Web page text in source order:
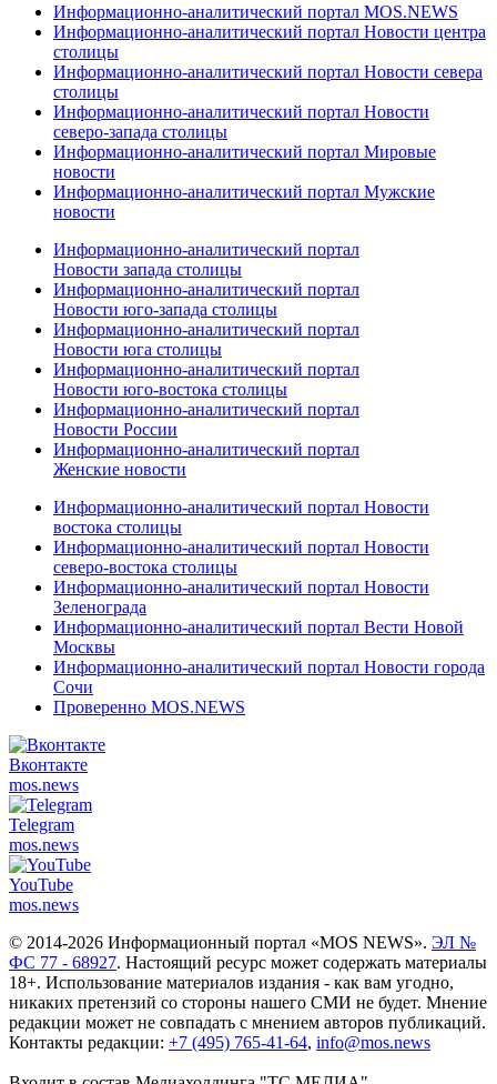
Информационно-аналитический портал MOS.NEWS
Информационно-аналитический портал Новости центра
столицы
Информационно-аналитический портал Новости севера
столицы
Информационно-аналитический портал Новости
северо-запада столицы
Информационно-аналитический портал Мировые
новости
Информационно-аналитический портал Мужские
новости
Информационно-аналитический портал
Новости запада столицы
Информационно-аналитический портал
Новости юго-запада столицы
Информационно-аналитический портал
Новости юга столицы
Информационно-аналитический портал
Новости юго-востока столицы
Информационно-аналитический портал
Новости России
Информационно-аналитический портал
Женские новости
Информационно-аналитический портал Новости
востока столицы
Информационно-аналитический портал Новости
северо-востока столицы
Информационно-аналитический портал Новости
Зеленограда
Информационно-аналитический портал Вести Новой
Москвы
Информационно-аналитический портал Новости города
Сочи
Проверенно MOS.NEWS
Вконтакте
mos.news
Telegram
mos.news
YouTube
mos.news
© 2014-2026 Информационный портал «MOS NEWS». ЭЛ №
ФС 77 - 68927. Настоящий ресурс может содержать материалы
18+. Использование материалов издания - как вам угодно,
никаких претензий со стороны нашего СМИ не будет. Мнение
редакции может не совпадать с мнением авторов публикаций.
Контакты редакции: +7 (495) 765-41-64, info@mos.news